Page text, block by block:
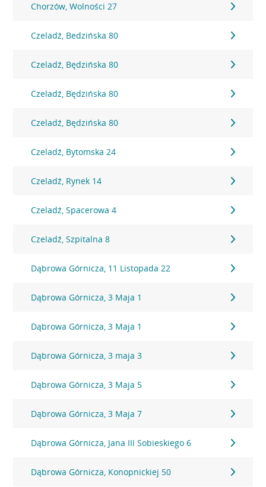
Chorzów, Wolności 27
Czeladź, Bedzińska 80
Czeladź, Będzińska 80
Czeladź, Będzińska 80
Czeladź, Będzińska 80
Czeladź, Bytomska 24
Czeladź, Rynek 14
Czeladź, Spacerowa 4
Czeladź, Szpitalna 8
Dąbrowa Górnicza, 11 Listopada 22
Dąbrowa Górnicza, 3 Maja 1
Dąbrowa Górnicza, 3 Maja 1
Dąbrowa Górnicza, 3 maja 3
Dąbrowa Górnicza, 3 Maja 5
Dąbrowa Górnicza, 3 Maja 7
Dąbrowa Górnicza, Jana III Sobieskiego 6
Dąbrowa Górnicza, Konopnickiej 50